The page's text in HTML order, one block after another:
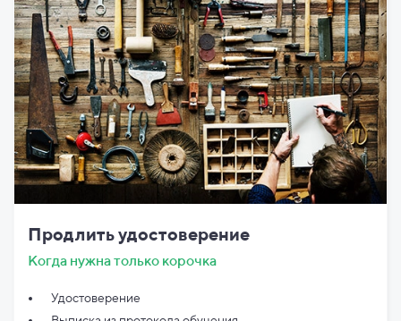
Продлить удостоверение
Когда нужна только корочка
Удостоверение